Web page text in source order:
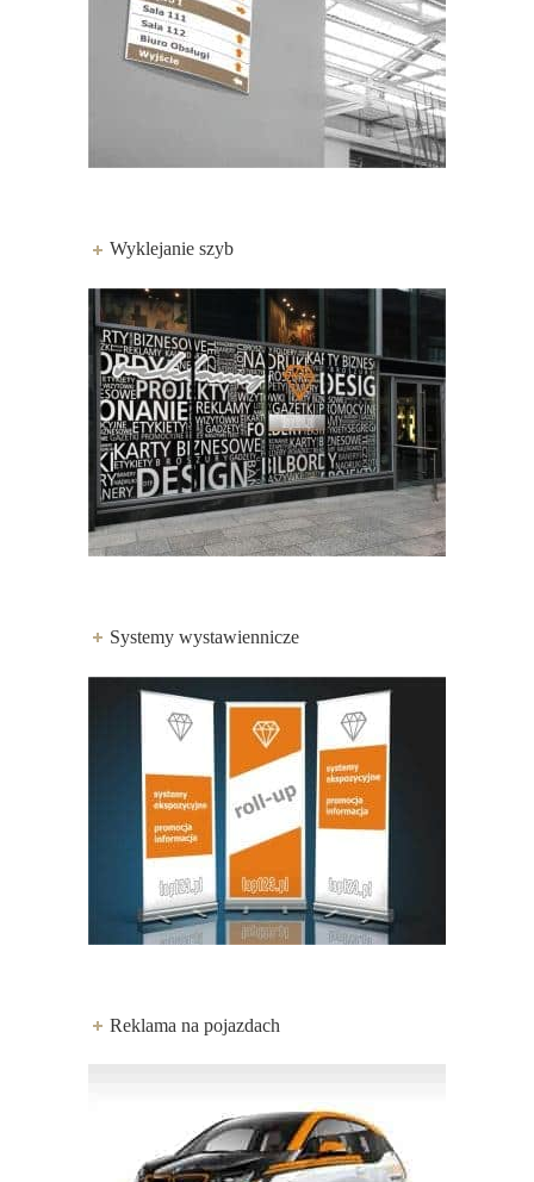
Wyklejanie szyb
Systemy wystawiennicze
Reklama na pojazdach